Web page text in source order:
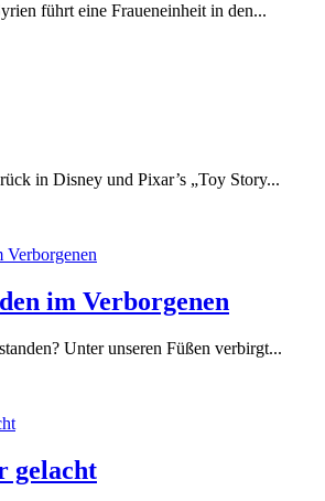
führt eine Fraueneinheit in den...
in Disney und Pixar’s „Toy Story...
im Verborgenen
Unter unseren Füßen verbirgt...
gelacht